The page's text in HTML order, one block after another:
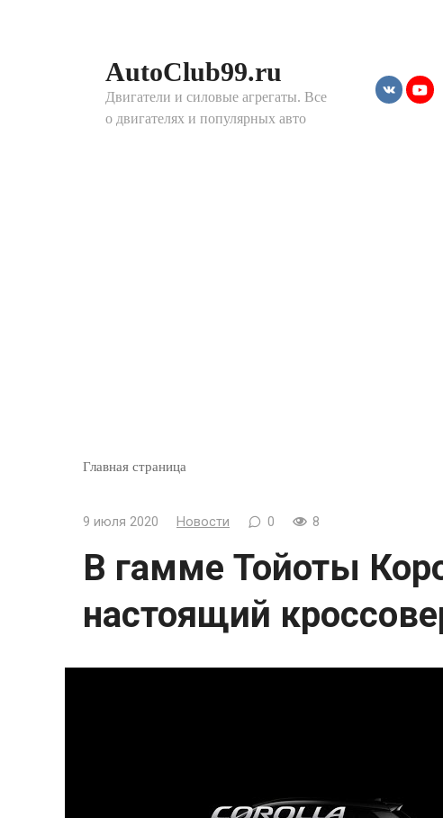
AutoClub99.ru
Двигатели и силовые агрегаты. Все
о двигателях и популярных авто
Главная страница
9 июля 2020 Новости 0 8
В гамме Тойоты
настоящий